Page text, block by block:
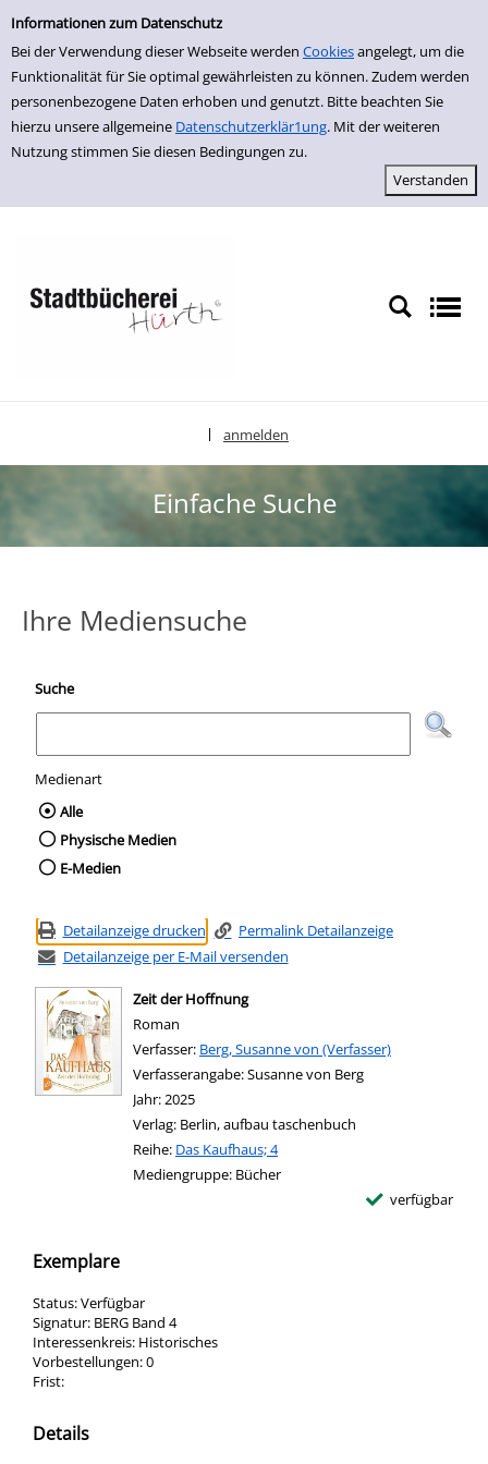
Einfache Suche
Informationen zum Datenschutz
Bei der Verwendung dieser Webseite werden Cookiesangelegt, um die
Funktionalität für Sie optimal gewährleisten zu können. Zudem werden
personenbezogene Daten erhoben und genutzt. Bitte beachten Sie
hierzu unsere allgemeine Datenschutzerklär1ung. Mit der weiteren
Nutzung stimmen Sie diesen Bedingungen zu.
zur Navigation springen
zum Inhalt springen
Zur Detailanzeige springen
anmelden
Einfache Suche
Ihre Mediensuche
Suche
Medienart
Wählen Sie die Medienart nach der Sie
Alle
Physische Medien
E-Medien
Detailanzeige drucken
Permalink Detailanzeige
Detailanzeige per E-Mail versenden
Zeit der Hoffnung
Roman
Verfasser: Suche nach diesem Verfasser
Berg, Susanne von (Verfasser)
Verfasserangabe:Susanne von Berg
Jahr:2025
Verlag: Berlin, aufbau taschenbuch
Reihe: Das Kaufhaus; 4
Mediengruppe: Bücher
verfügbar
Exemplare
Status:Verfügbar
Signatur: BERG Band 4
Interessenkreis: Historisches
Vorbestellungen:0
Frist:
Details